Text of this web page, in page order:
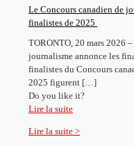
Le Concours canadien de
finalistes de 2025
TORONTO, 20 mars 2026
journalisme annonce les
finalistes du Concours
2025 figurent […]
Do you like it?
Lire la suite
Lire la suite >